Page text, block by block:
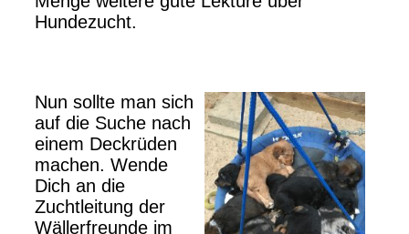
Hundezucht.
Nun sollte man sich
auf die Suche nach
einem Deckrüden
machen. Wende
Dich an die
Zuchtleitung der
Wällerfreunde im